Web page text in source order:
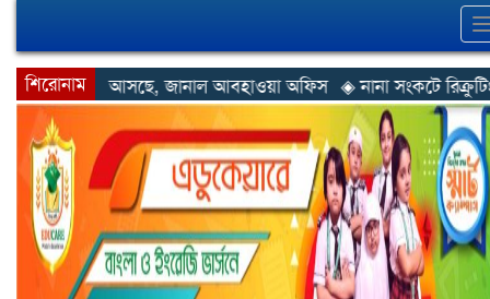
শিরোনাম
আবহাওয়া অফিস ◈ নানা সংকটে রিক্রুটিং এজেন্সি, হুমকির মুখে